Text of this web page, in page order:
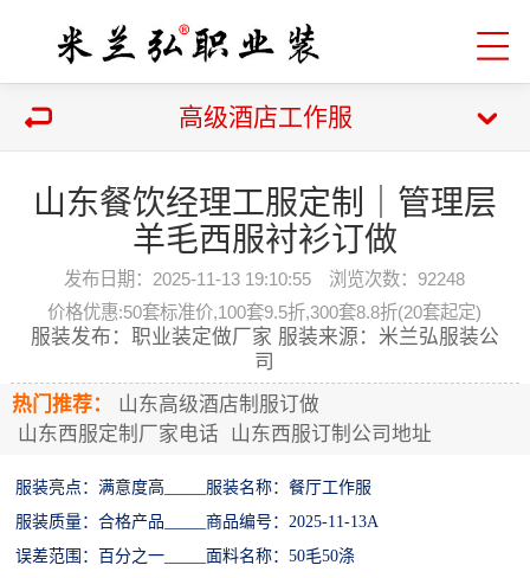
高级酒店工作服
山东餐饮经理工服定制｜管理层
羊毛西服衬衫订做
发布日期：2025-11-13 19:10:55 浏览次数： 92248
价格优惠:50套标准价,100套9.5折,300套8.8折(20套起定)
服装发布：职业装定做厂家 服装来源：米兰弘服装公
司
热门推荐：
山东高级酒店制服订做
山东西服定制厂家电话
山东西服订制公司地址
服装亮点：满意度高 _____服装名称：餐厅工作服
服装质量：合格产品 _____商品编号：2025-11-13A
误差范围：百分之一 _____面料名称：50毛50涤